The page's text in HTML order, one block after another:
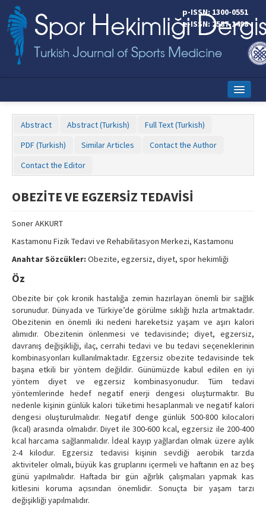
p-ISSN: 1300-0551
e-ISSN: 2587-1498
Editorial Board
Instructions to Authors
Contact Us
Abstract Abstract (Turkish)
Full Text (Turkish)
PDF (Turkish)
Similar Articles
Contact the Author
Contact the Editor
OBEZİTE VE EGZERSİZ TEDAVİSİ
Soner AKKURT
Kastamonu Fizik Tedavi ve Rehabilitasyon Merkezi, Kastamonu
Anahtar Sözcükler: Obezite, egzersiz, diyet, spor hekimliği
Öz
Obezite bir çok kronik hastalığa zemin hazırlayan önemli bir sağlık
sorunudur. Dünyada ve Türkiye’de görülme sıklığı hızla artmaktadır.
Obezitenin en önemli iki nedeni hareketsiz yaşam ve aşırı kalori
alımıdır. Obezitenin önlenmesi ve tedavisinde; diyet, egzersiz,
davranış değişikliği, ilaç, cerrahi tedavi ve bu tedavi seçeneklerinin
kombinasyonları kullanılmaktadır. Egzersiz obezite tedavisinde tek
başına etkili bir yöntem değildir. Günümüzde kabul edilen en iyi
yöntem diyet ve egzersiz kombinasyonudur. Tüm tedavi
yöntemlerinde hedef negatif enerji dengesi oluşturmaktır. Bu
nedenle kişinin günlük kalori tüketimi hesaplanmalı ve negatif kalori
dengesi oluşturulmalıdır. Negatif denge günlük 500-800 kilocalori
(kcal) arasında olmalıdır. Diyet ile 300-600 kcal, egzersiz ile 200-400
kcal harcama sağlanmalıdır. İdeal kayıp yağlardan olmak üzere aylık
2-4 kilodur. Egzersiz tedavisi kişinin sevdiği aerobik tarzda
aktiviteler olmalı, büyük kas gruplarını içermeli ve haftanın en az beş
günü yapılmalıdır. Haftada bir gün ağırlık çalışmaları yapmak kas
kitlesini koruma açısından önemlidir. Sonuçta bir yaşam tarzı
değişikliği yapılmalıdır.